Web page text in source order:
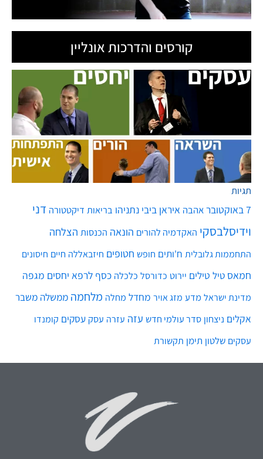
קורסים והדרכות אונליין
תגיות
7 באוקטובר אהבה איראן ביבי נתניהו בריאות דיקטטורה דני
וידיסלבסקי האקדמיה להורים הונאה הכנסות הצלחה
התחממות גלובלית ח'ותים חופש חטופים חיזבאללה חיים חיסונים
חמאס טיל טילים יירוט כדורסל כלכלה כסף לרפא יחסים מגפה
מדינת ישראל מדע מזג אויר מחדל מחלה מלחמה ממשלה משבר
אקלים ניצחון סדר עולמי חדש עזה עזרה עסק עסקים קומנדו
עסקים שלטון תימן תקשורת